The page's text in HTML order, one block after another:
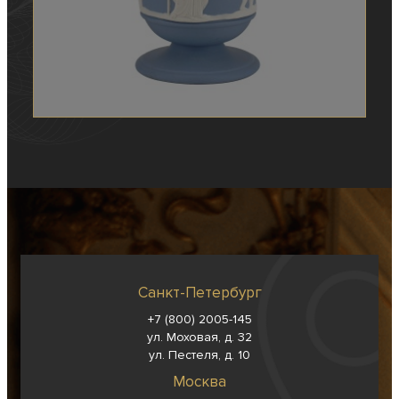
Санкт-Петербург
+7 (800) 2005-145
ул. Моховая, д. 32
ул. Пестеля, д. 10
Москва